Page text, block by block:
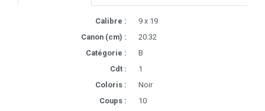
Calibre :
9 x 19
Canon (cm) :
20.32
Catégorie :
B
Cdt :
1
Coloris :
Noir
Coups :
10